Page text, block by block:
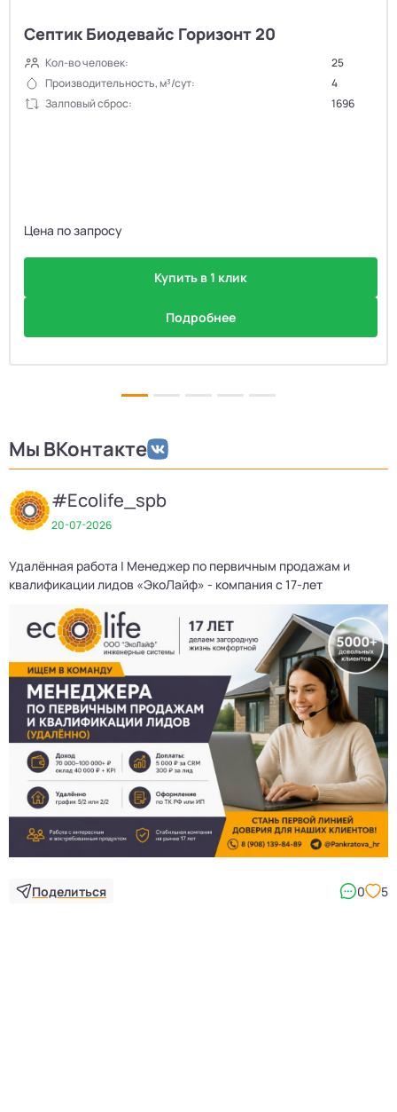
Септик Биодевайс Горизонт 20
Кол-во человек:
25
Производительность, м³/сут:
4
Залповый сброс:
1696
Цена по запросу
Купить в 1 клик
Подробнее
Мы ВКонтакте
#Ecolife_spb
20-07-2026
Удалённая работа | Менеджер по первичным продажам и
квалификации лидов «ЭкоЛайф» - компания с 17-лет
Поделиться 0 5